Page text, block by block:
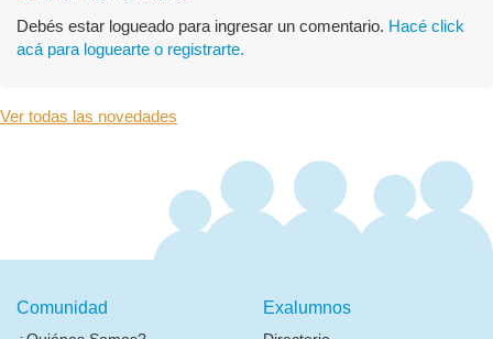
Debés estar logueado para ingresar un comentario. Hacé click
acá para loguearte o registrarte.
Ver todas las novedades
Comunidad Exalumnos